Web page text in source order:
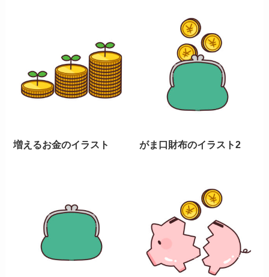
増えるお金のイラスト がま口財布のイラスト2